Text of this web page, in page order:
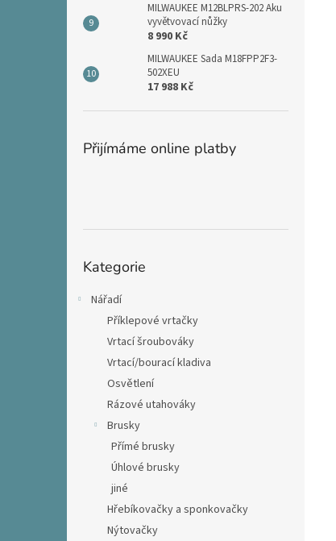
MILWAUKEE M12BLPRS-202 Aku
vyvětvovací nůžky
8 990 Kč
MILWAUKEE Sada M18FPP2F3-
502XEU
17 988 Kč
Přijímáme online platby
kategorie
Kategorie
Nářadí
Příklepové vrtačky
Vrtací šroubováky
Vrtací/bourací kladiva
Osvětlení
Rázové utahováky
Brusky
Přímé brusky
Úhlové brusky
jiné
Hřebíkovačky a sponkovačky
Nýtovačky